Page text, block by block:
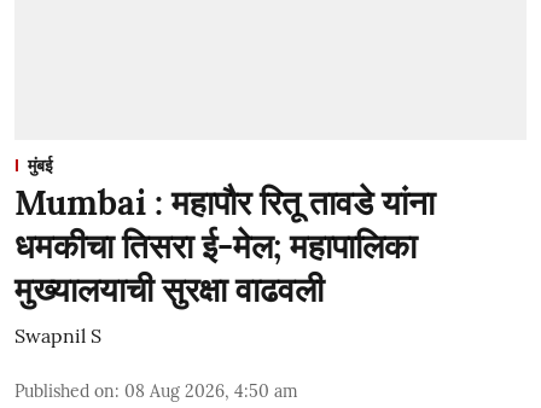
मुंबई
Mumbai : महापौर रितू तावडे यांना
धमकीचा तिसरा ई-मेल; महापालिका
मुख्यालयाची सुरक्षा वाढवली
Swapnil S
Published on: 08 Aug 2026, 4:50 am